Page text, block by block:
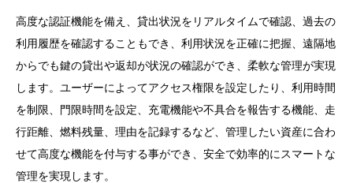
高度な認証機能を備え、貸出状況をリアルタイムで確認、過去の
利用履歴を確認することもでき、利用状況を正確に把握、遠隔地
からでも鍵の貸出や返却が状況の確認ができ、柔軟な管理が実現
します。ユーザーによってアクセス権限を設定したり、利用時間
を制限、門限時間を設定、充電機能や不具合を報告する機能、走
行距離、燃料残量、理由を記録するなど、管理したい資産に合わ
せて高度な機能を付与する事ができ、安全で効率的にスマートな
管理を実現します。